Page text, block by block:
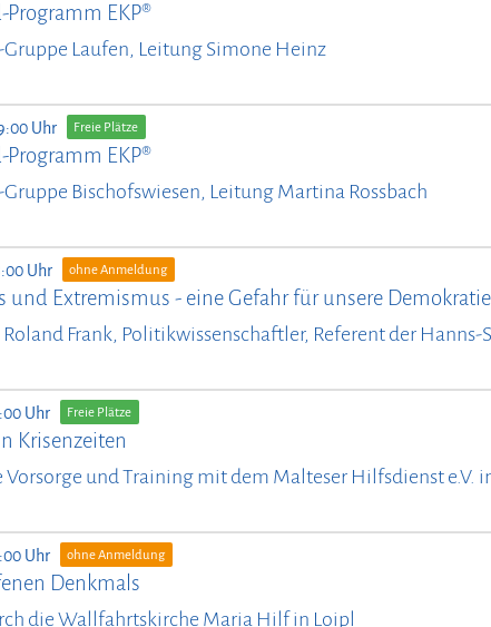
Programm EKP®
Laufen, Leitung Simone Heinz
Uhr Freie Plätze
Programm EKP®
Bischofswiesen, Leitung Martina Rossbach
Uhr ohne Anmeldung
und Extremismus - eine Gefahr für unsere
Frank, Politikwissenschaftler, Referent der
Uhr Freie Plätze
Krisenzeiten
und Training mit dem Malteser Hilfsdienst e.V. in
Uhr ohne Anmeldung
Denkmals
die Wallfahrtskirche Maria Hilf in Loipl